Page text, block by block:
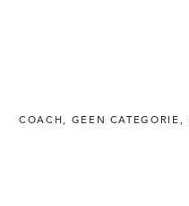
COACH , GEEN CATEGORIE ,